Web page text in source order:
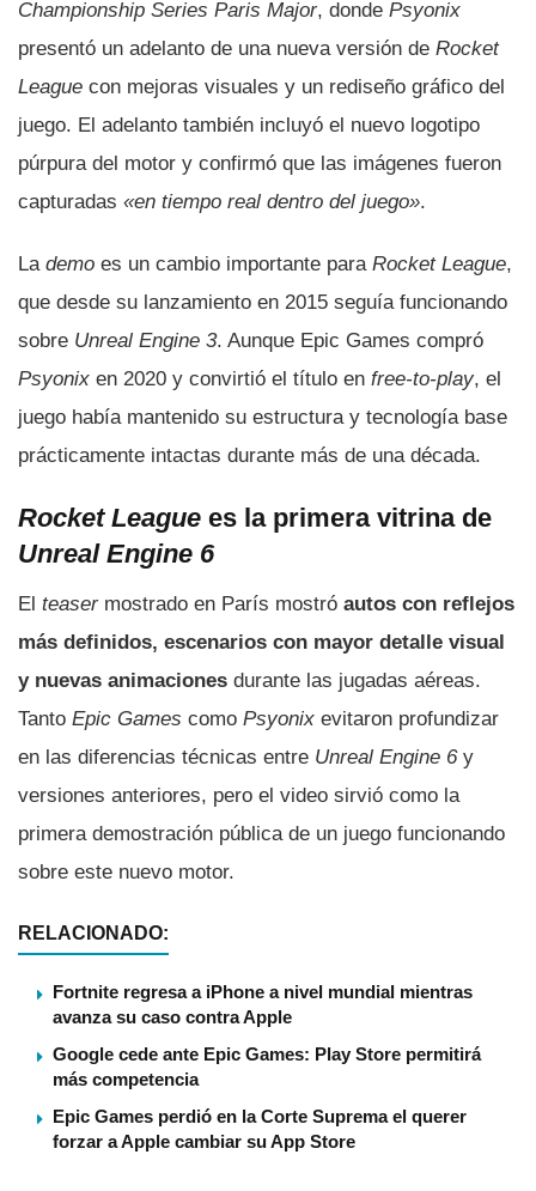
Championship Series Paris Major, donde Psyonix
presentó un adelanto de una nueva versión de Rocket
League con mejoras visuales y un rediseño gráfico del
juego. El adelanto también incluyó el nuevo logotipo
púrpura del motor y confirmó que las imágenes fueron
capturadas «en tiempo real dentro del juego».
La demo es un cambio importante para Rocket League,
que desde su lanzamiento en 2015 seguía funcionando
sobre Unreal Engine 3. Aunque Epic Games compró
Psyonix en 2020 y convirtió el título en free-to-play, el
juego había mantenido su estructura y tecnología base
prácticamente intactas durante más de una década.
Rocket League es la primera vitrina de
Unreal Engine 6
El teasermostrado en París mostró autos con reflejos
más definidos, escenarios con mayor detalle visual
y nuevas animaciones durante las jugadas aéreas.
Tanto Epic Games como Psyonix evitaron profundizar
en las diferencias técnicas entre Unreal Engine 6 y
versiones anteriores, pero el video sirvió como la
primera demostración pública de un juego funcionando
sobre este nuevo motor.
RELACIONADO:
Fortnite regresa a iPhone a nivel mundial mientras
avanza su caso contra Apple
Google cede ante Epic Games: Play Store permitirá
más competencia
Epic Games perdió en la Corte Suprema el querer
forzar a Apple cambiar su App Store